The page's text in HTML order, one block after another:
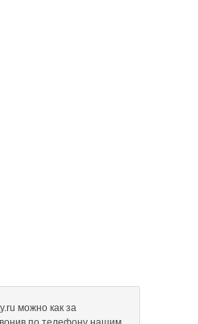
можно как за